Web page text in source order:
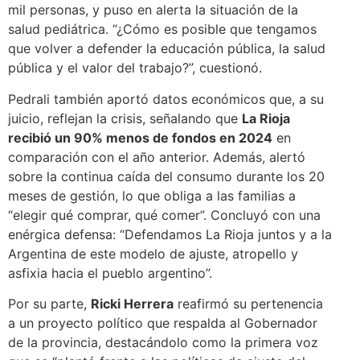
mil personas, y puso en alerta la situación de la
salud pediátrica. “¿Cómo es posible que tengamos
que volver a defender la educación pública, la salud
pública y el valor del trabajo?”, cuestionó.
Pedrali también aportó datos económicos que, a su
juicio, reflejan la crisis, señalando que La Rioja
recibió un 90% menos de fondos en 2024 en
comparación con el año anterior. Además, alertó
sobre la continua caída del consumo durante los 20
meses de gestión, lo que obliga a las familias a
“elegir qué comprar, qué comer”. Concluyó con una
enérgica defensa: “Defendamos La Rioja juntos y a la
Argentina de este modelo de ajuste, atropello y
asfixia hacia el pueblo argentino”.
Por su parte, Ricki Herrera reafirmó su pertenencia
a un proyecto político que respalda al Gobernador
de la provincia, destacándolo como la primera voz